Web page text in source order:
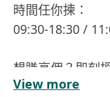
時間任你揀：
09:30-18:30 /
想賺高佣？即刻
WhatsApp：
View more